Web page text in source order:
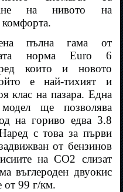
на нивото на
комфорта.
пълна гама от
норма Euro 6
които и новото
е най-тихият и
клас на пазара. Една
ще позволява
на гориво едва 3.8
с това за първи
от бензинов
на CO2 слизат
въглероден двуокис
от 99 г/км.